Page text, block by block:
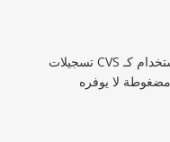
تسجيلات CVS تصبح أكثر قابلية للاستخدام كـ GSRT. التحويل